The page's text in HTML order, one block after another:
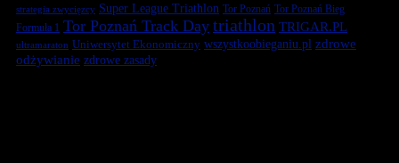
strategia zwycięzcy Super League Triathlon Tor Poznań Tor Poznań Bieg
Formuła 1 Tor Poznań Track Day triathlon TRIGAR.PL
ultramaraton Uniwersytet Ekonomiczny wszystkoobieganiu.pl zdrowe
odżywianie zdrowe zasady